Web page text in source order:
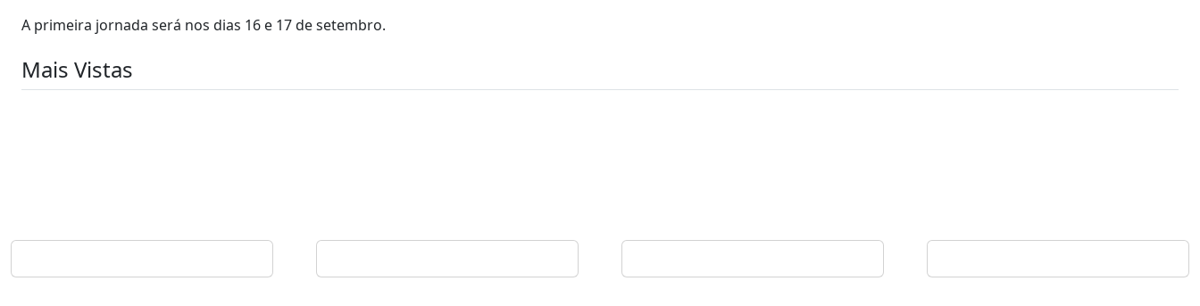
A primeira jornada será nos dias 16 e 17 de setembro.
Mais Vistas